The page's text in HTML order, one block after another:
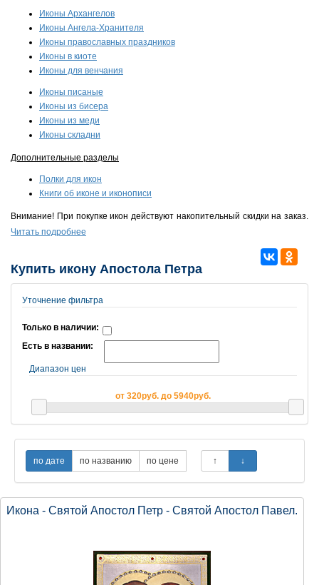
Иконы Архангелов
Иконы Ангела-Хранителя
Иконы православных праздников
Иконы в киоте
Иконы для венчания
Иконы писаные
Иконы из бисера
Иконы из меди
Иконы складни
Дополнительные разделы
Полки для икон
Книги об иконе и иконописи
Внимание! При покупке икон действуют накопительный скидки на заказ.
Читать подробнее
Купить икону Апостола Петра
Уточнение фильтра
Только в наличии:
Есть в названии:
Диапазон цен
от 320руб. до 5940руб.
Икона - Святой Апостол Петр - Святой Апостол Павел.